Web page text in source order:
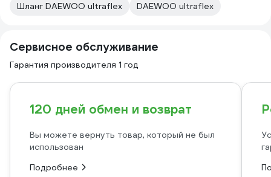
Шланг DAEWOO ultraflex
DAEWOO ultraflex
Сервисное обслуживание
Гарантия производителя 1 год
120 дней обмен и возврат
Вы можете вернуть товар, который не был
использован
Подробнее